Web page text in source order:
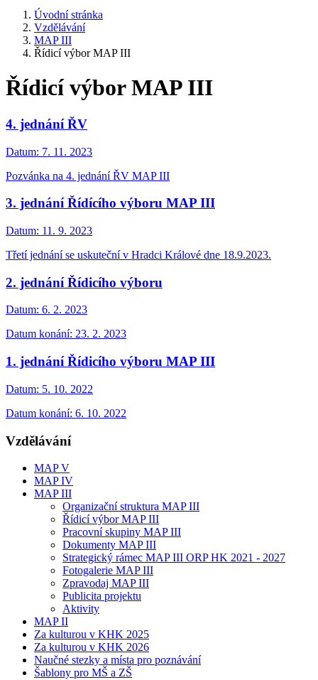
Úvodní stránka
Vzdělávání
MAP III
Řídicí výbor MAP III
Řídicí výbor MAP III
4. jednání ŘV
Datum: 7. 11. 2023
Pozvánka na 4. jednání ŘV MAP III
3. jednání Řídícího výboru MAP III
Datum: 11. 9. 2023
Třetí jednání se uskuteční v Hradci Králové dne 18.9.2023.
2. jednání Řídicího výboru
Datum: 6. 2. 2023
Datum konání: 23. 2. 2023
1. jednání Řídicího výboru MAP III
Datum: 5. 10. 2022
Datum konání: 6. 10. 2022
Vzdělávání
MAP V
MAP IV
MAP III
Organizační struktura MAP III
Řídicí výbor MAP III
Pracovní skupiny MAP III
Dokumenty MAP III
Strategický rámec MAP III ORP HK 2021 - 2027
Fotogalerie MAP III
Zpravodaj MAP III
Publicita projektu
Aktivity
MAP II
Za kulturou v KHK 2025
Za kulturou v KHK 2026
Naučné stezky a místa pro poznávání
Šablony pro MŠ a ZŠ